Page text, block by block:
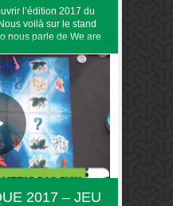
l’édition 2017 du
voilà sur le stand
nous parle de We are
2017 – JEU